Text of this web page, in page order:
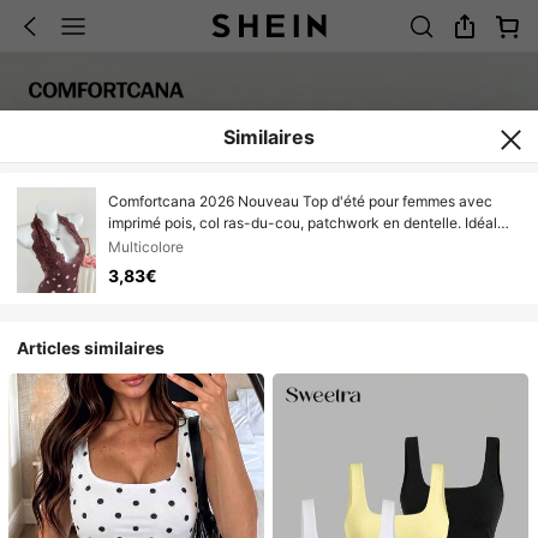
Similaires
Comfortcana 2026 Nouveau Top d'été pour femmes avec
imprimé pois, col ras-du-cou, patchwork en dentelle. Idéal
pour la Saint-Valentin, les vacances de printemps, le
carnaval, la plage, les fêtes d'anniversaire, les sorties, les
vacances. Blouse décontractée Y2K à pois marron pour
Multicolore
3,83€
Articles similaires